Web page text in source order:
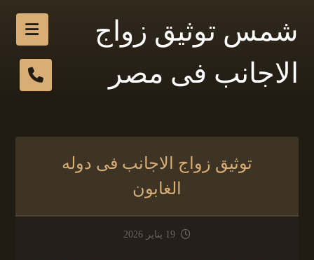
شمس توثيق زواج
الاجانب فى مصر
توثيق زواج الاجانب فى دوله
الغابون
19 يناير 2026